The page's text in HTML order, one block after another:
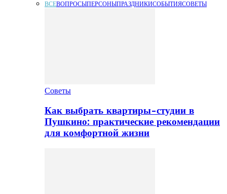
ВСЕВОПРОСЫПЕРСОНЫПРАЗДНИКИСОБЫТИЯСОВЕТЫ
Советы
Как выбрать квартиры-студии в
Пушкино: практические рекомендации
для комфортной жизни